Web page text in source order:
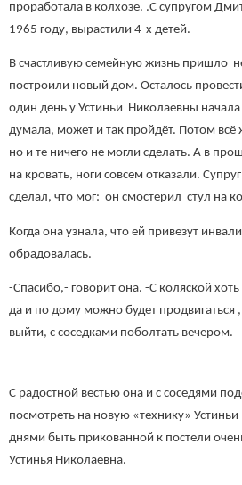
проработала в колхозе. .С супругом
1965 году, вырастили 4-х детей.
В счастливую семейную жизнь пришло
построили новый дом. Осталось
один день у Устиньи Николаевны начала
думала, может и так пройдёт. Потом
но и те ничего не могли сделать. А в
на кровать, ноги совсем отказали.
сделал, что мог: он смостерил стул на
Когда она узнала, что ей привезут
обрадовалась.
-Спасибо,- говорит она. -С коляской
да и по дому можно будет продвигаться
выйти, с соседками поболтать вечером.
С радостной вестью она и с соседями
посмотреть на новую «технику»
днями быть прикованной к постели
Устинья Николаевна.